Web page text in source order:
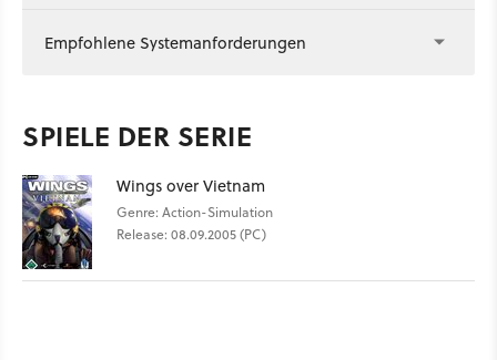
Empfohlene Systemanforderungen
SPIELE DER SERIE
Wings over Vietnam
Genre: Action-Simulation
Release: 08.09.2005 (PC)